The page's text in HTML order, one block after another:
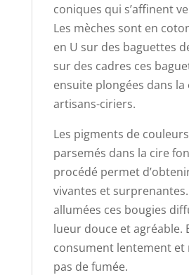
coniques qui s’affinent
Les mèches sont en
en U sur des baguettes
sur des cadres ces
ensuite plongées dans la
artisans-ciriers.
Les pigments de
parsemés dans la cire
procédé permet
vivantes et
allumées ces bougies
lueur douce et agréable.
consument lentement et
pas de fumée.